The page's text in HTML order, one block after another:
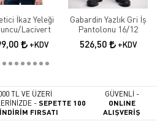
İkaz Yeleği
Lacivert
+KDV
Gabardin Yazlık Gri İş
Pantolonu 16/12
526,50 +KDV
TL VE ÜZERİ
-SEPETTE 100
FIRSATI
GÜVENLİ -
ONLINE
ALIŞVERİŞ